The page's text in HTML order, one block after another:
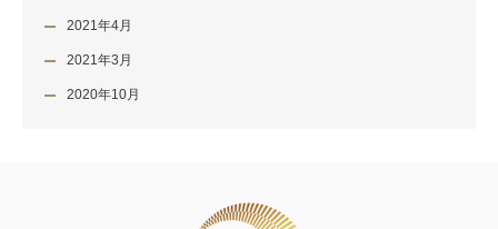
2021年4月
2021年3月
2020年10月